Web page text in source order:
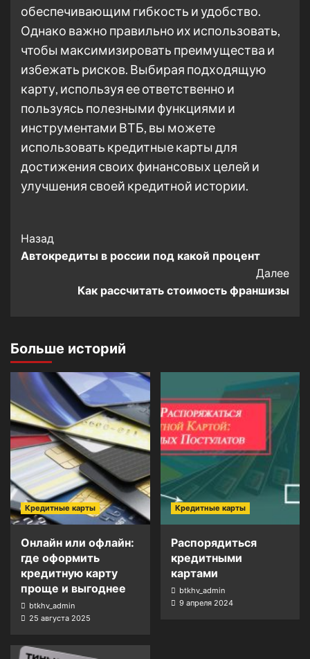
обеспечивающим гибкость и удобство.
Однако важно правильно их использовать,
чтобы максимизировать преимущества и
избежать рисков. Выбирая подходящую
карту, используя ее ответственно и
пользуясь полезными функциями и
инструментами ВТБ, вы можете
использовать кредитные карты для
достижения своих финансовых целей и
улучшения своей кредитной истории.
Post
Navigation
Назад
Автокредиты в россии под какой процент
Далее
Как рассчитать стоимость франшизы
Больше историй
Кредитные карты
Онлайн или офлайн:
где оформить
кредитную карту
проще и выгоднее
btkhv_admin
25 августа 2025
Кредитные карты
Распорядиться
кредитными
картами
btkhv_admin
9 апреля 2024